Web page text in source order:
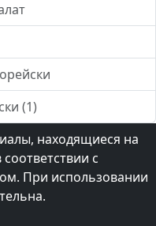
(1)
находящиеся на
с
При использовании